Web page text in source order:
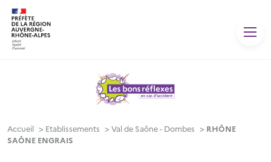
Accueil > Etablissements > Val de Saône - Dombes > RHÔNE
SAÔNE ENGRAIS
Panneau de gestion des cookies